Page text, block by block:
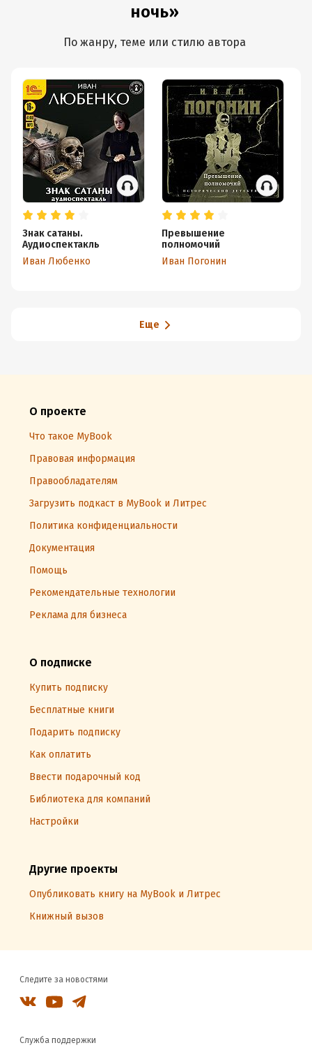
ночь»
По жанру, теме или стилю автора
Знак сатаны.
Аудиоспектакль
Иван Любенко
Превышение
полномочий
Иван Погонин
Еще
О проекте
Что такое MyBook
Правовая информация
Правообладателям
Загрузить подкаст в MyBook и Литрес
Политика конфиденциальности
Документация
Помощь
Рекомендательные технологии
Реклама для бизнеса
О подписке
Купить подписку
Бесплатные книги
Подарить подписку
Как оплатить
Ввести подарочный код
Библиотека для компаний
Настройки
Другие проекты
Опубликовать книгу на MyBook и Литрес
Книжный вызов
Следите за новостями
Служба поддержки